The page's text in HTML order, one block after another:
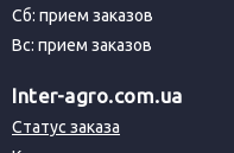
Сб: прием заказов
Вс: прием заказов
Inter-agro.com.ua
Статус заказа